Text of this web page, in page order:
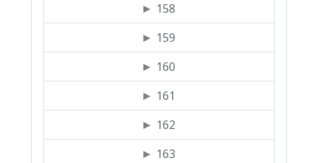
158
159
160
161
162
163